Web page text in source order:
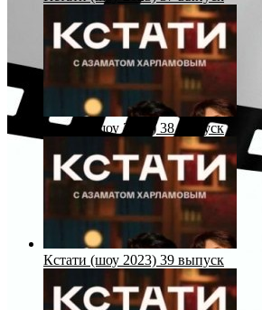
Кстати (шоу 2023) 38 выпуск
Кстати (шоу 2023) 39 выпуск